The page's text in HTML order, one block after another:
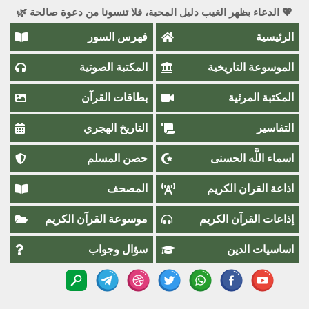
💖 الدعاء بظهر الغيب دليل المحبة، فلا تنسونا من دعوة صالحة 🌿
الرئيسية فهرس السور
الموسوعة التاريخية المكتبة الصوتية
المكتبة المرئية بطاقات القرآن
التفاسير التاريخ الهجري
اسماء اللَّٰه الحسنى حصن المسلم
اذاعة القران الكريم المصحف
إذاعات القرآن الكريم موسوعة القرآن الكريم
اساسيات الدين سؤال وجواب